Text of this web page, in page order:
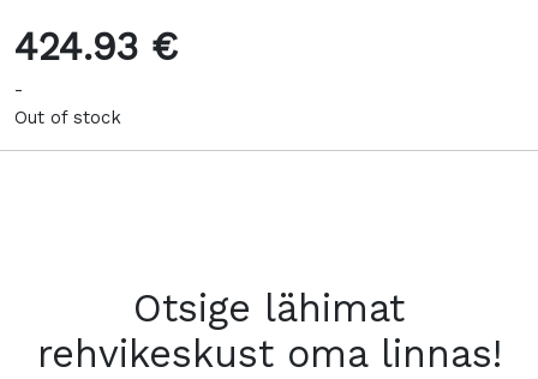
424.93 €
-
Out of stock
Otsige lähimat
rehvikeskust oma linnas!